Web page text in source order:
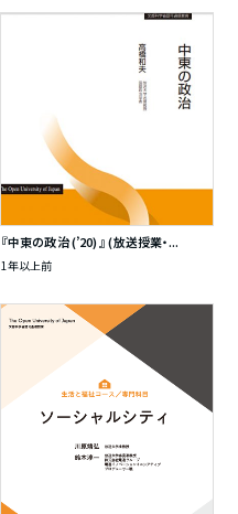
『中東の政治 (’20) 』 (放送授業・...
1年以上前